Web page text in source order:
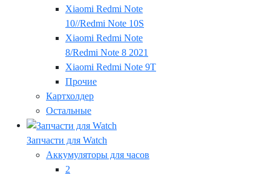
Xiaomi Redmi Note
10//Redmi Note 10S
Xiaomi Redmi Note
8/Redmi Note 8 2021
Xiaomi Redmi Note 9T
Прочие
Картхолдер
Остальные
Запчасти для Watch
Аккумуляторы для часов
2